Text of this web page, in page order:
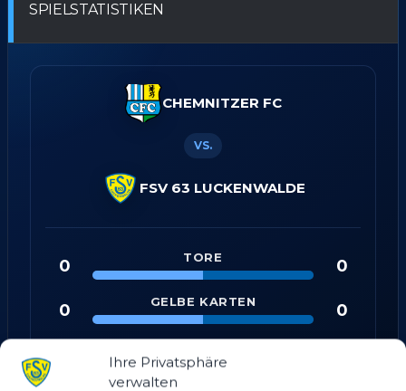
Ihre Privatsphäre
verwalten
SPIELSTATISTIKEN
CHEMNITZER FC
VS.
FSV 63 LUCKENWALDE
0 TORE 0
0 GELBE KARTEN 0